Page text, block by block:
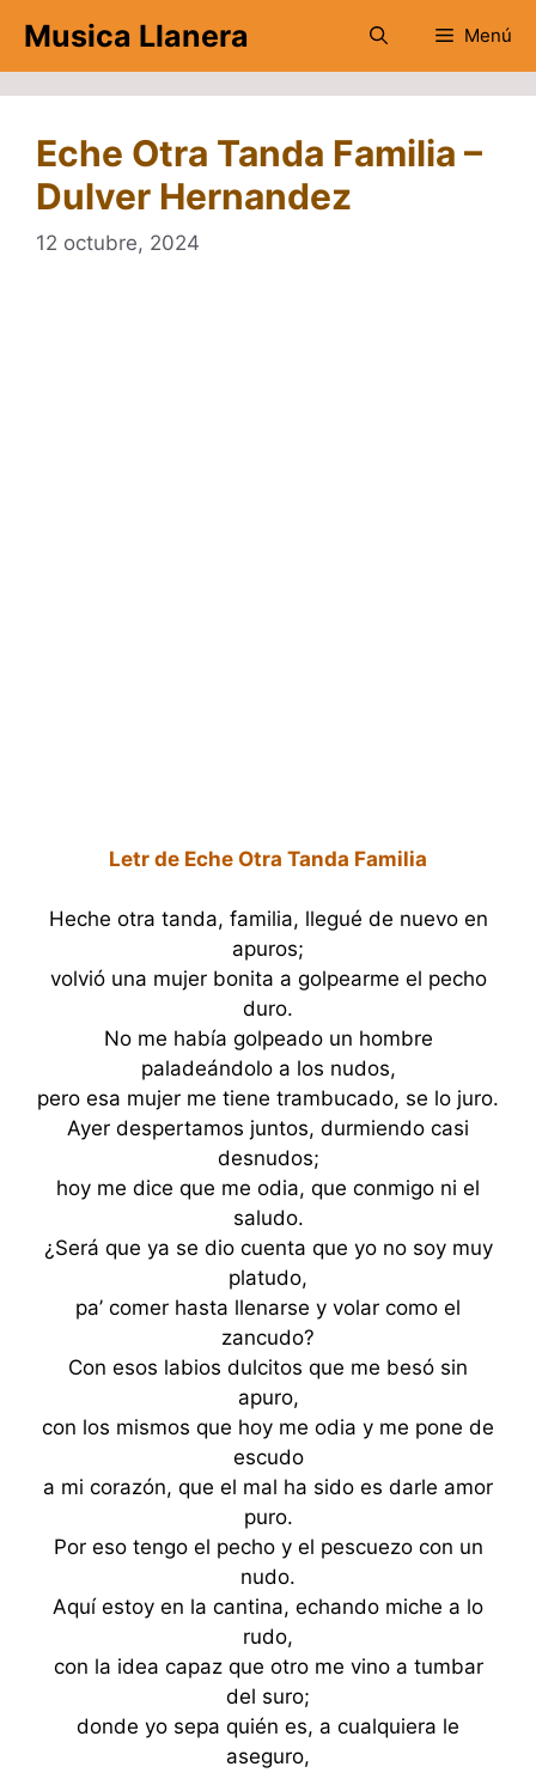
contenido
Musica Llanera Menú
Eche Otra Tanda Familia –
Dulver Hernandez
12 octubre, 2024
Letr de Eche Otra Tanda Familia
Heche otra tanda, familia, llegué de nuevo en
apuros;
volvió una mujer bonita a golpearme el pecho
duro.
No me había golpeado un hombre
paladeándolo a los nudos,
pero esa mujer me tiene trambucado, se lo juro.
Ayer despertamos juntos, durmiendo casi
desnudos;
hoy me dice que me odia, que conmigo ni el
saludo.
¿Será que ya se dio cuenta que yo no soy muy
platudo,
pa’ comer hasta llenarse y volar como el
zancudo?
Con esos labios dulcitos que me besó sin
apuro,
con los mismos que hoy me odia y me pone de
escudo
a mi corazón, que el mal ha sido es darle amor
puro.
Por eso tengo el pecho y el pescuezo con un
nudo.
Aquí estoy en la cantina, echando miche a lo
rudo,
con la idea capaz que otro me vino a tumbar
del suro;
donde yo sepa quién es, a cualquiera le
aseguro,